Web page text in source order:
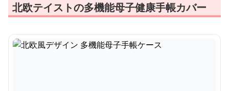
北欧テイストの多機能母子健康手帳カバー